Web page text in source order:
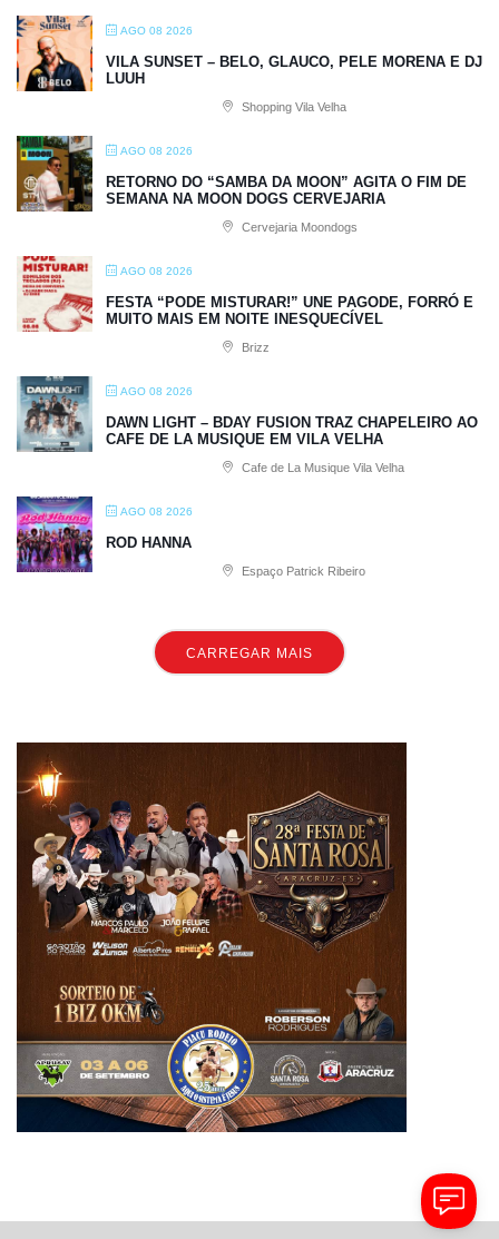
AGO 08 2026
VILA SUNSET – BELO, GLAUCO, PELE MORENA E DJ
LUUH
Shopping Vila Velha
AGO 08 2026
RETORNO DO “SAMBA DA MOON” AGITA O FIM DE
SEMANA NA MOON DOGS CERVEJARIA
Cervejaria Moondogs
AGO 08 2026
FESTA “PODE MISTURAR!” UNE PAGODE, FORRÓ E
MUITO MAIS EM NOITE INESQUECÍVEL
Brizz
AGO 08 2026
DAWN LIGHT – BDAY FUSION TRAZ CHAPELEIRO AO
CAFE DE LA MUSIQUE EM VILA VELHA
Cafe de La Musique Vila Velha
AGO 08 2026
ROD HANNA
Espaço Patrick Ribeiro
CARREGAR MAIS